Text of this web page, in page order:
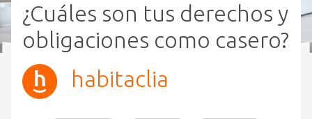
¿Cuáles son tus derechos y
obligaciones como casero?
habitaclia